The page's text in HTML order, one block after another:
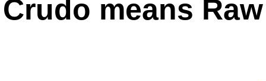
Crudo means Raw